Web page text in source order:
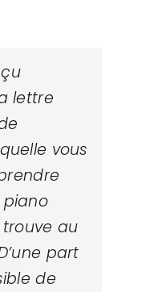
lettre
vous
au
part
de